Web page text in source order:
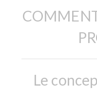
Le